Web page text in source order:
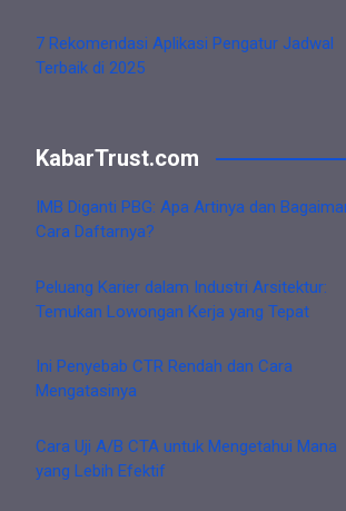
7 Rekomendasi Aplikasi Pengatur Jadwal
Terbaik di 2025
KabarTrust.com
IMB Diganti PBG: Apa Artinya dan
Cara Daftarnya?
Peluang Karier dalam Industri Arsitektur:
Temukan Lowongan Kerja yang Tepat
Ini Penyebab CTR Rendah dan Cara
Mengatasinya
Cara Uji A/B CTA untuk Mengetahui Mana
yang Lebih Efektif